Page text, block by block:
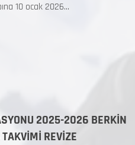
10 ocak 2026...
2025-2026 BERKİN
REVİZE